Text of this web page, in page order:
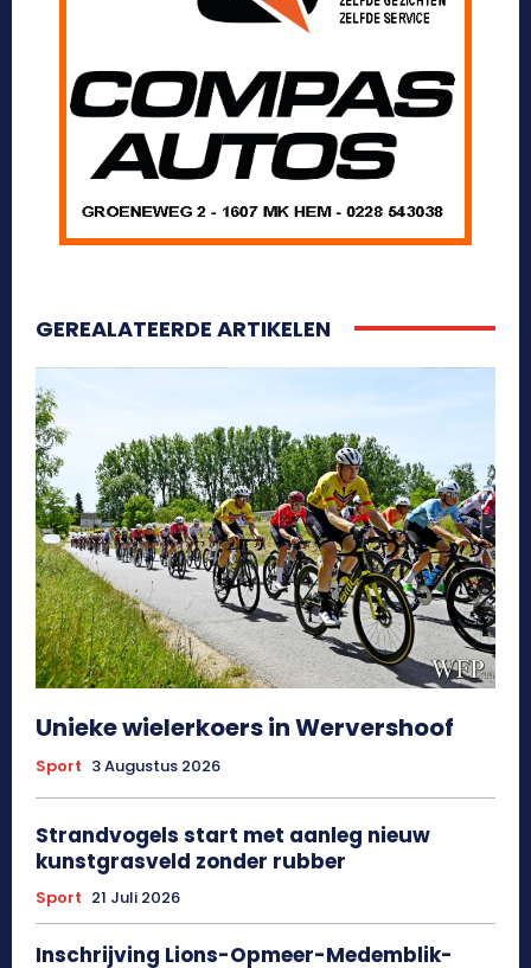
GEREALATEERDE ARTIKELEN
Unieke wielerkoers in Wervershoof
Sport 3 Augustus 2026
Strandvogels start met aanleg nieuw
kunstgrasveld zonder rubber
Sport 21 Juli 2026
Inschrijving Lions-Opmeer-Medemblik-